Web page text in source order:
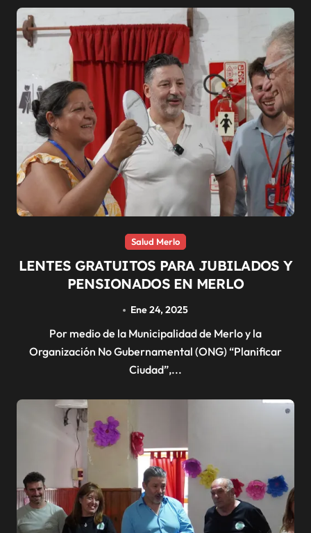
Salud Merlo
LENTES GRATUITOS PARA JUBILADOS Y
PENSIONADOS EN MERLO
Ene 24, 2025
Por medio de la Municipalidad de Merlo y la
Organización No Gubernamental (ONG) “Planificar
Ciudad”,...